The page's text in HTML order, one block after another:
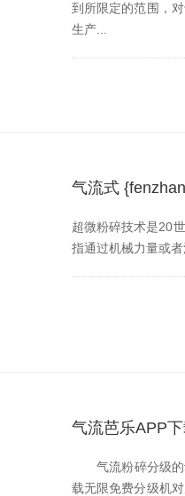
到所限定的范围，
生产...
气流式
超微粉碎技术是20世
指通过机械力量或者
气流芭乐APP下
气流粉碎分级的动
载无限免费分级机对